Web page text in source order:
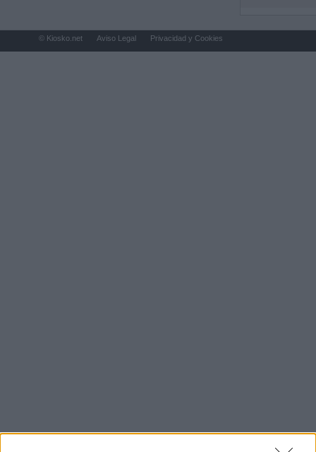
© Kiosko.net Aviso Legal Privacidad y Cookies